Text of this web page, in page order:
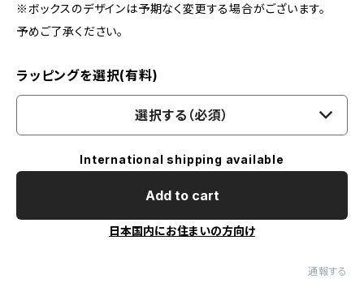
※ボックスのデザインは予期なく変更する場合がございます。
予めご了承ください。
ラッピングを選択(有料)
選択する（必須）
International shipping available
Add to cart
日本国内にお住まいの方向け
通報する